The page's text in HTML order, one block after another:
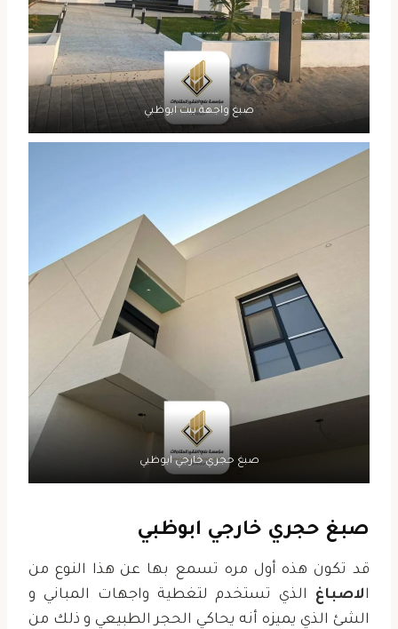
صبغ واجهة بيت ابوظبي
صبغ حجري خارجي ابوظبي
صبغ حجري خارجي ابوظبي
قد تكون هذه أول مره تسمع بها عن هذا النوع من
الاصباغ الذي تستخدم لتغطية واجهات المباني و
الشئ الذي يميزه أنه يحاكي الحجر الطبيعي و ذلك من